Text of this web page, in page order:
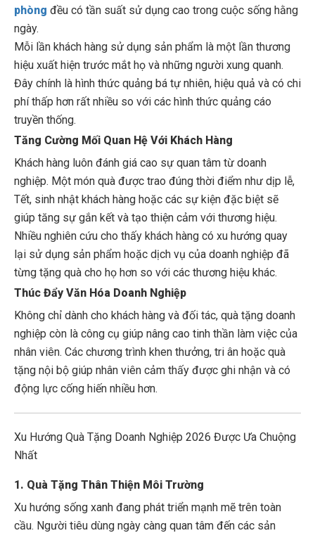
phòng đều có tần suất sử dụng cao trong cuộc sống hằng
ngày.
Mỗi lần khách hàng sử dụng sản phẩm là một lần thương
hiệu xuất hiện trước mắt họ và những người xung quanh.
Đây chính là hình thức quảng bá tự nhiên, hiệu quả và có chi
phí thấp hơn rất nhiều so với các hình thức quảng cáo
truyền thống.
Tăng Cường Mối Quan Hệ Với Khách Hàng
Khách hàng luôn đánh giá cao sự quan tâm từ doanh
nghiệp. Một món quà được trao đúng thời điểm như dịp lễ,
Tết, sinh nhật khách hàng hoặc các sự kiện đặc biệt sẽ
giúp tăng sự gắn kết và tạo thiện cảm với thương hiệu.
Nhiều nghiên cứu cho thấy khách hàng có xu hướng quay
lại sử dụng sản phẩm hoặc dịch vụ của doanh nghiệp đã
từng tặng quà cho họ hơn so với các thương hiệu khác.
Thúc Đẩy Văn Hóa Doanh Nghiệp
Không chỉ dành cho khách hàng và đối tác, quà tặng doanh
nghiệp còn là công cụ giúp nâng cao tinh thần làm việc của
nhân viên. Các chương trình khen thưởng, tri ân hoặc quà
tặng nội bộ giúp nhân viên cảm thấy được ghi nhận và có
động lực cống hiến nhiều hơn.
Xu Hướng Quà Tặng Doanh Nghiệp 2026 Được Ưa Chuộng
Nhất
1. Quà Tặng Thân Thiện Môi Trường
Xu hướng sống xanh đang phát triển mạnh mẽ trên toàn
cầu. Người tiêu dùng ngày càng quan tâm đến các sản